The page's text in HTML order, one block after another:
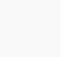
garantir son bon